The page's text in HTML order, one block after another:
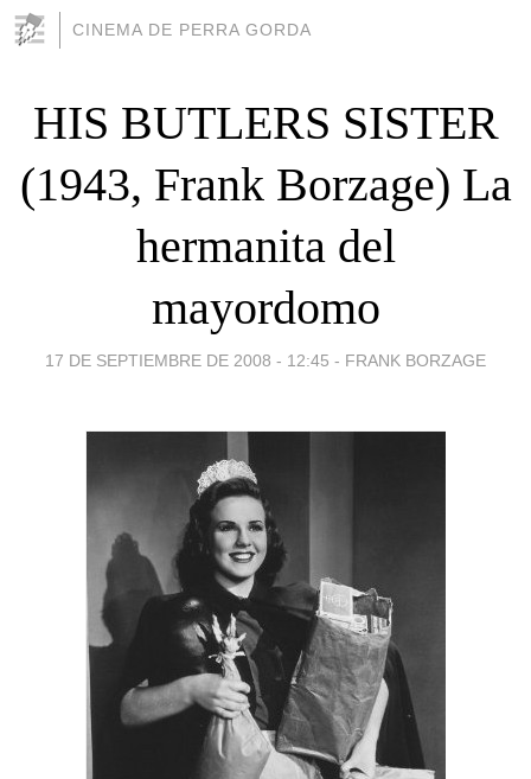
CINEMA DE PERRA GORDA
HIS BUTLERS SISTER
(1943, Frank Borzage) La
hermanita del
mayordomo
17 DE SEPTIEMBRE DE 2008 - 12:45 - FRANK BORZAGE